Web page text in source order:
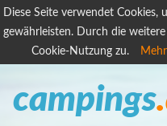
Diese Seite verwendet Cookies,
gewährleisten. Durch die
Cookie-Nutzung zu.
campings